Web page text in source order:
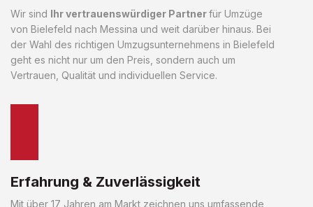
Wir sind Ihr vertrauenswürdiger Partnerfür Umzüge
von Bielefeld nach Messina und weit darüber hinaus. Bei
der Wahl des richtigen Umzugsunternehmens in Bielefeld
geht es nicht nur um den Preis, sondern auch um
Vertrauen, Qualität und individuellen Service.
Erfahrung & Zuverlässigkeit
Mit über 17 Jahren am Markt zeichnen uns umfassende